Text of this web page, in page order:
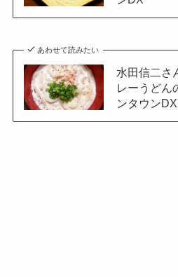
あわせて読みたい
水田信二さ
レーうどん
ンタウンDX